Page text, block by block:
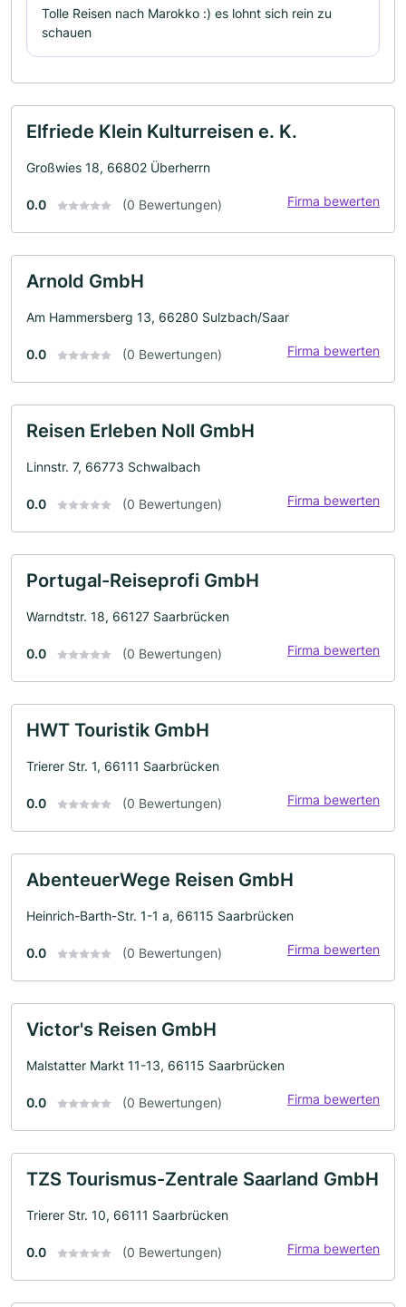
Tolle Reisen nach Marokko :) es lohnt sich rein zu
schauen
Elfriede Klein Kulturreisen e. K.
Großwies 18, 66802 Überherrn
0.0 (0 Bewertungen) Firma bewerten
Arnold GmbH
Am Hammersberg 13, 66280 Sulzbach/Saar
0.0 (0 Bewertungen) Firma bewerten
Reisen Erleben Noll GmbH
Linnstr. 7, 66773 Schwalbach
0.0 (0 Bewertungen) Firma bewerten
Portugal-Reiseprofi GmbH
Warndtstr. 18, 66127 Saarbrücken
0.0 (0 Bewertungen) Firma bewerten
HWT Touristik GmbH
Trierer Str. 1, 66111 Saarbrücken
0.0 (0 Bewertungen) Firma bewerten
AbenteuerWege Reisen GmbH
Heinrich-Barth-Str. 1-1 a, 66115 Saarbrücken
0.0 (0 Bewertungen) Firma bewerten
Victor's Reisen GmbH
Malstatter Markt 11-13, 66115 Saarbrücken
0.0 (0 Bewertungen) Firma bewerten
TZS Tourismus-Zentrale Saarland GmbH
Trierer Str. 10, 66111 Saarbrücken
0.0 (0 Bewertungen) Firma bewerten